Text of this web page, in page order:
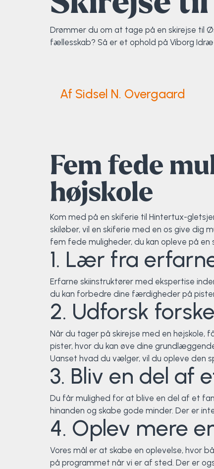
Drømmer du om at tage på en skirejse til
fællesskab? Så er et ophold på Viborg
Af Sidsel N. Overgaard
Fem fede
højskole
Kom med på en skiferie til Hintertux-
skiløber, vil en skiferie med en os give
fem fede muligheder, du kan opleve på en
1. Lær fra
Erfarne skiinstruktører med ekspertise
du kan forbedre dine færdigheder på
2. Udforsk
Når du tager på skirejse med en
pister, hvor du kan øve dine
Uanset hvad du vælger, vil du opleve den
3. Bliv en del
Du får mulighed for at blive en del af et
hinanden og skabe gode minder. Der er
4. Oplev mere
Vores mål er at skabe en oplevelse, hvor
på programmet når vi er af sted. Der er
Rytmisk gymnastik
Ski & snowboard
Styrketræning
Sportsmassør
Sportspsykologi
Sportsmassør
Skitur til Norge
Peter Fuglsang
Trine Rask-Nielsen